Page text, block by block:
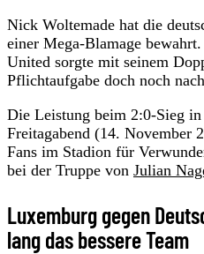
Nick Woltemade hat die
einer Mega-Blamage
United sorgte mit seinem
Pflichtaufgabe doch noch
Die Leistung beim 2:0-Sieg
Freitagabend (14. November
Fans im Stadion für
bei der Truppe von Julian
Luxemburg gegen
lang das bessere Team